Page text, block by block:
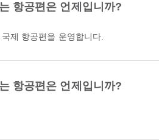
항공편은 언제입니까?
제 항공편을 운영합니다.
항공편은 언제입니까?